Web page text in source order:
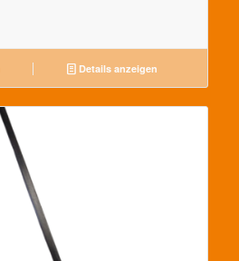
Details anzeigen